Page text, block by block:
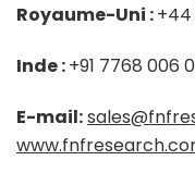
Royaume-Uni :+44
Inde :+91 7768 006
E-mail: